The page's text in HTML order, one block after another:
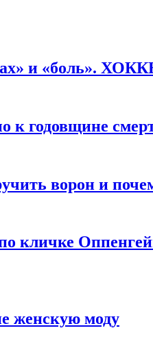
и «боль».
к годовщине
ворон и
кличке
женскую моду